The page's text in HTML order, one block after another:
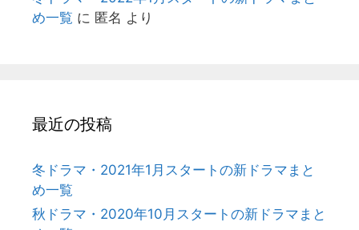
め一覧 に 匿名 より
最近の投稿
冬ドラマ・2021年1月スタートの新ドラマまと
め一覧
秋ドラマ・2020年10月スタートの新ドラマまと